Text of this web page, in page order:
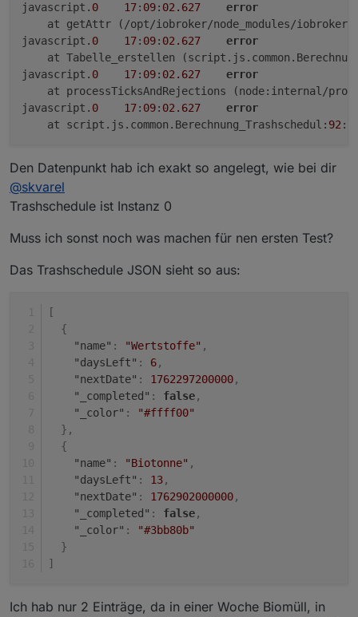
javascript. 0 17: 09: 02.627
error
at getAttr (/opt/iobroker/node_modules/
javascript. 0 17: 09: 02.627
error
at Tabelle_erstellen
javascript. 0 17: 09: 02.627
error
at processTicksAndRejections (node:internal/
javascript. 0 17: 09: 02.627
error
    at script.js.common.Berechnung_Trashschedul:
92 :
Den Datenpunkt hab ich exakt so angelegt, wie bei dir
@skvarel
Trashschedule ist Instanz 0
Muss ich sonst noch was machen für nen ersten Test?
Das Trashschedule JSON sieht so aus:
[
{
"name" : "Wertstoffe" ,
"daysLeft" : 6,
"nextDate" : 1762297200000,
"_completed" : false,
"_color" :
"#ffff00"
} ,
{
"name" : "Biotonne" ,
"daysLeft" : 13,
"nextDate" : 1762902000000,
"_completed" : false,
"_color" :
"#3bb80b"
}
]
Ich hab nur 2 Einträge, da in einer Woche Biomüll, in